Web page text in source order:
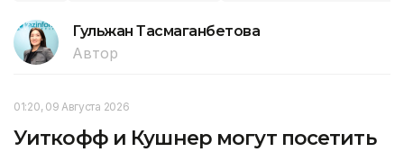
Гульжан Тасмаганбетова
Автор
01:20, 09 Августа 2026
Уиткофф и Кушнер могут посетить